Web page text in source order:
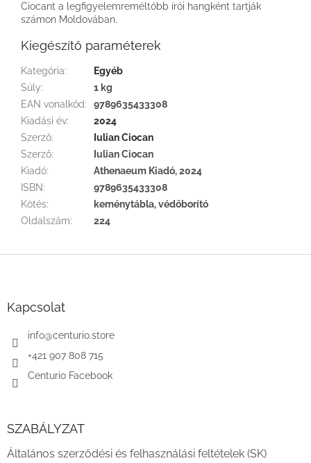
Ciocant a legfigyelemreméltóbb írói hangként tartják
számon Moldovában.
Kiegészítő paraméterek
Kategória:
Egyéb
Súly:
1 kg
EAN vonalkód:
9789635433308
Kiadási év:
2024
Szerző:
Iulian Ciocan
Szerző:
Iulian Ciocan
Kiadó:
Athenaeum Kiadó, 2024
ISBN:
9789635433308
Kötés:
keménytábla, védőborító
Oldalszám: 224
Kapcsolat
info@centurio.store
+421 907 808 715
Centurio Facebook
SZABÁLYZAT
Általános szerződési és felhasználási feltételek (SK)